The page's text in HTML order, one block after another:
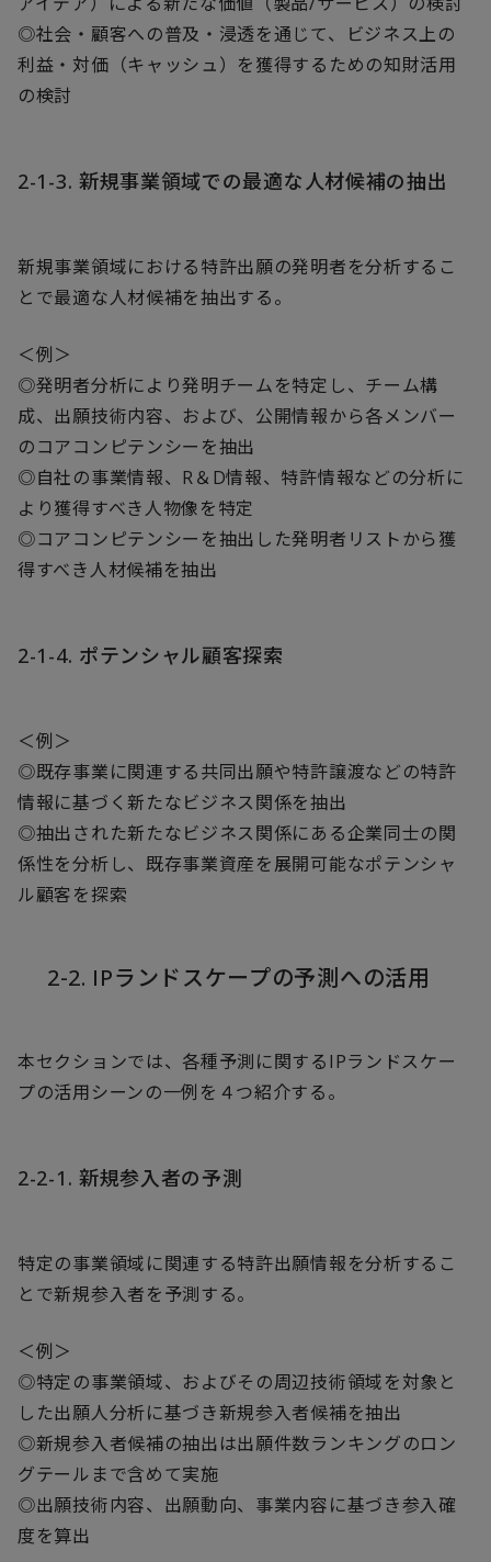
◎社会・顧客への普及・浸透を通じて、ビジネス上の
利益・対価（キャッシュ）を獲得するための知財活用
の検討
2-1-3. 新規事業領域での最適な人材候補の抽出
新規事業領域における特許出願の発明者を分析するこ
とで最適な人材候補を抽出する。
＜例＞
◎発明者分析により発明チームを特定し、チーム構
成、出願技術内容、および、公開情報から各メンバー
のコアコンピテンシーを抽出
◎自社の事業情報、R＆D情報、特許情報などの分析に
より獲得すべき人物像を特定
◎コアコンピテンシーを抽出した発明者リストから獲
得すべき人材候補を抽出
2-1-4. ポテンシャル顧客探索
＜例＞
◎既存事業に関連する共同出願や特許譲渡などの特許
情報に基づく新たなビジネス関係を抽出
◎抽出された新たなビジネス関係にある企業同士の関
係性を分析し、既存事業資産を展開可能なポテンシャ
ル顧客を探索
2-2. IPランドスケープの予測への活用
本セクションでは、各種予測に関するIPランドスケー
プの活用シーンの一例を４つ紹介する。
2-2-1. 新規参入者の予測
特定の事業領域に関連する特許出願情報を分析するこ
とで新規参入者を予測する。
＜例＞
◎特定の事業領域、およびその周辺技術領域を対象と
した出願人分析に基づき新規参入者候補を抽出
◎新規参入者候補の抽出は出願件数ランキングのロン
グテールまで含めて実施
◎出願技術内容、出願動向、事業内容に基づき参入確
度を算出